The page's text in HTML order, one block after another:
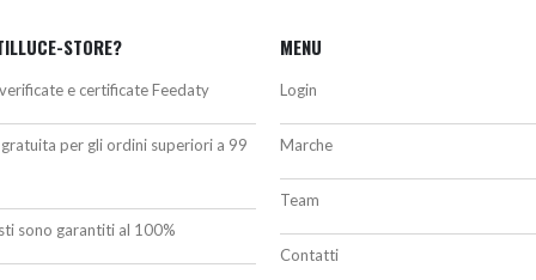
STORE?
e certificate Feedaty
per gli ordini superiori a 99
sono garantiti al 100%
MENU
Login
Marche
Team
Contatti